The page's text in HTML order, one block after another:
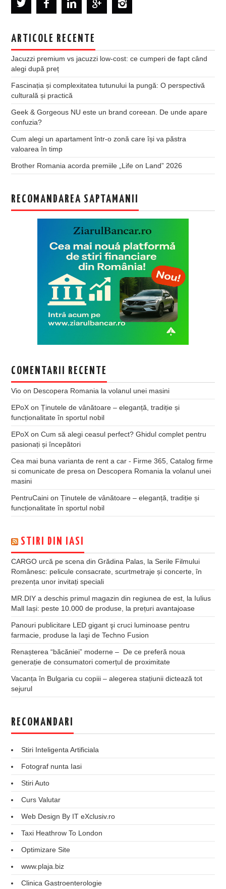
ARTICOLE RECENTE
Jacuzzi premium vs jacuzzi low-cost: ce cumperi de fapt când
alegi după preț
Fascinația și complexitatea tutunului la pungă: O perspectivă
culturală și practică
Geek & Gorgeous NU este un brand coreean. De unde apare
confuzia?
Cum alegi un apartament într-o zonă care își va păstra
valoarea în timp
Brother Romania acorda premiile „Life on Land” 2026
RECOMANDAREA SAPTAMANII
COMENTARII RECENTE
Vio on Descopera Romania la volanul unei masini
EPoX onȚinutele de vânătoare – eleganță, tradiție și
funcționalitate în sportul nobil
EPoX onCum să alegi ceasul perfect? Ghidul complet pentru
pasionați și începători
Cea mai buna varianta de rent a car - Firme 365, Catalog firme
si comunicate de presa on Descopera Romania la volanul unei
masini
PentruCaini onȚinutele de vânătoare – eleganță, tradiție și
funcționalitate în sportul nobil
STIRI DIN IASI
CARGO urcă pe scena din Grădina Palas, la Serile Filmului
Românesc: pelicule consacrate, scurtmetraje și concerte, în
prezența unor invitați speciali
MR.DIY a deschis primul magazin din regiunea de est, la Iulius
Mall Iași: peste 10.000 de produse, la prețuri avantajoase
Panouri publicitare LED gigant şi cruci luminoase pentru
farmacie, produse la Iaşi de Techno Fusion
Renașterea “băcăniei” moderne – De ce preferă noua
generație de consumatori comerțul de proximitate
Vacanța în Bulgaria cu copiii – alegerea stațiunii dictează tot
sejurul
RECOMANDARI
Stiri Inteligenta Artificiala
Fotograf nunta Iasi
Stiri Auto
Curs Valutar
Web Design By IT eXclusiv.ro
Taxi Heathrow To London
Optimizare Site
www.plaja.biz
Clinica Gastroenterologie